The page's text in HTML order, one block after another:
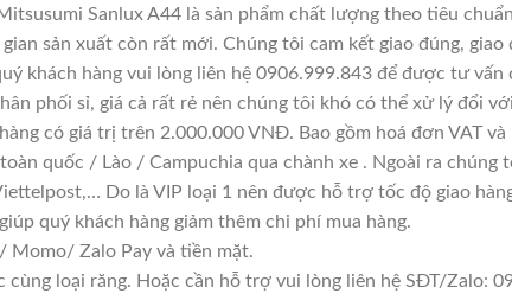
Sanlux A44 là sản phẩm chất lượng theo tiêu
sản xuất còn rất mới. Chúng tôi cam kết giao đúng,
khách hàng vui lòng liên hệ 0906.999.843 để được tư
phối sỉ, giá cả rất rẻ nên chúng tôi khó có thể xử lý đổi
có giá trị trên 2.000.000 VNĐ. Bao gồm hoá đơn VAT
quốc / Lào / Campuchia qua chành xe . Ngoài ra chúng
Do là VIP loại 1 nên được hỗ trợ tốc độ giao
quý khách hàng giảm thêm chi phí mua hàng.
Momo/ Zalo Pay và tiền mặt.
cùng loại răng. Hoặc cần hỗ trợ vui lòng liên hệ SĐT/Zalo: